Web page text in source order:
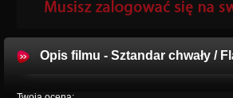
Opis filmu - Sztandar chwały /